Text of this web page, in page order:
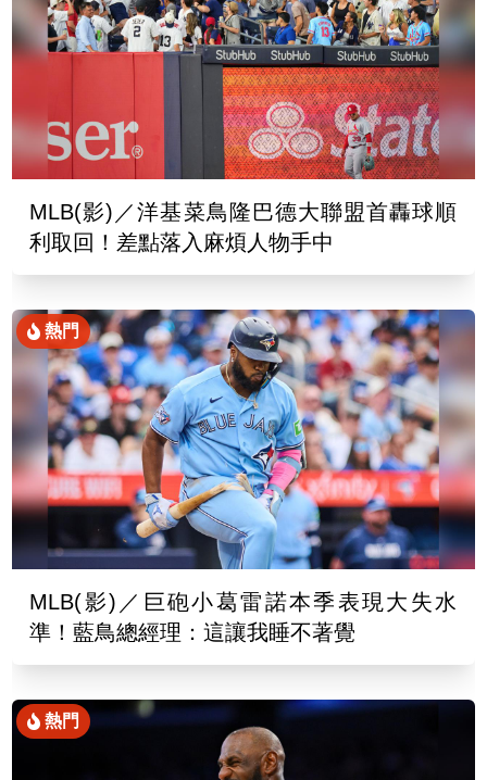
MLB(影)／洋基菜鳥隆巴德大聯盟首轟球順
利取回！差點落入麻煩人物手中
熱門
MLB(影)／巨砲小葛雷諾本季表現大失水
準！藍鳥總經理：這讓我睡不著覺
熱門